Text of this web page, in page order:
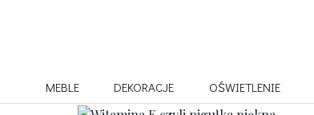
MEBLE DEKORACJE OŚWIETLENIE